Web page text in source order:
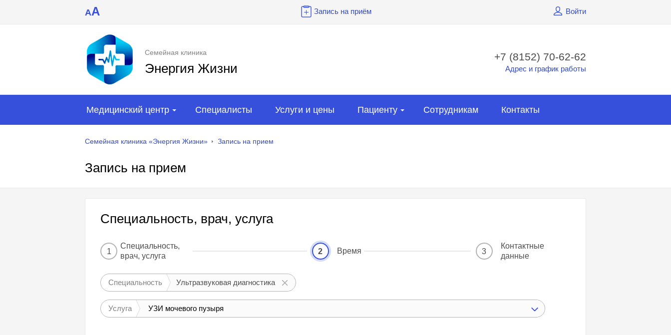
AA Запись на приём Войти
Семейная клиника
Энергия Жизни
+7 (8152) 70-62-62
Адрес и график работы
Медицинский центр Специалисты Услуги и цены Пациенту Сотрудникам Контакты
Семейная клиника «Энергия Жизни» Запись на прием
Запись на прием
Специальность, врач, услуга
1
Специальность,
врач, услуга
2 Время 3
Контактные
данные
Специальность Ультразвуковая диагностика
Услуга УЗИ мочевого пузыря